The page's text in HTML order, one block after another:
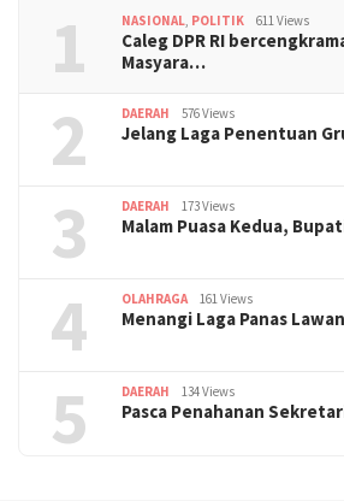
1 NASIONAL, POLITIK 611 Views
Caleg DPR RI
Masyara…
2 DAERAH 576 Views
Jelang Laga Penentuan
3 DAERAH 173 Views
Malam Puasa Kedua,
4 OLAHRAGA 161 Views
Menangi Laga Panas
5 DAERAH 134 Views
Pasca Penahanan